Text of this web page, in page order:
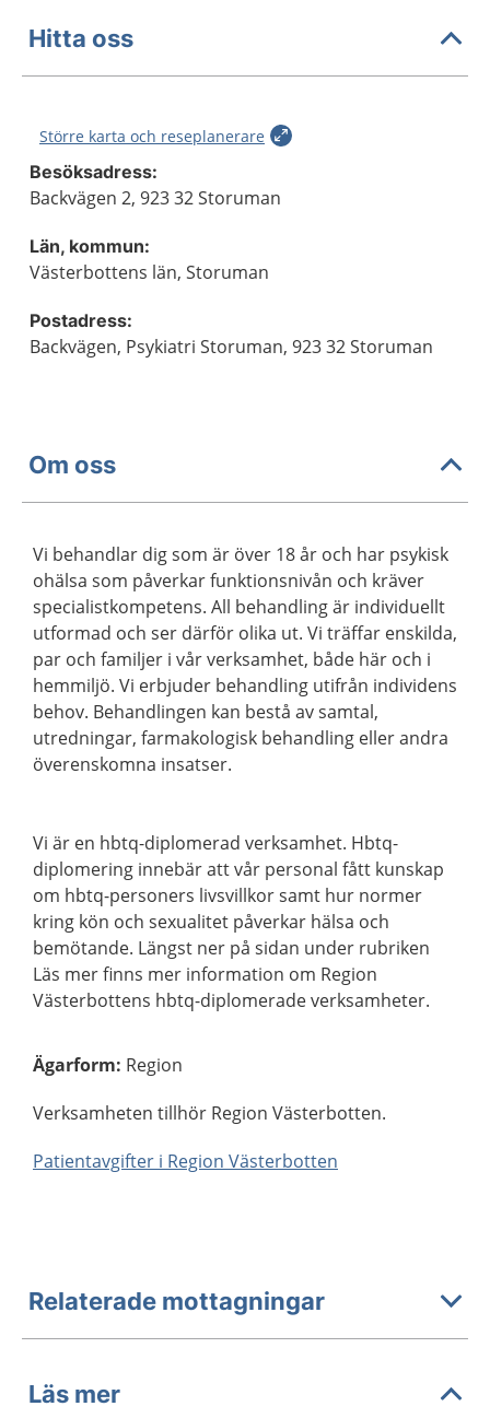
Hitta oss
Större karta och reseplanerare
Besöksadress:
Backvägen 2, 923 32 Storuman
Län, kommun:
Västerbottens län, Storuman
Postadress:
Backvägen, Psykiatri Storuman, 923 32 Storuman
Om oss
Vi behandlar dig som är över 18 år och har psykisk
ohälsa som påverkar funktionsnivån och kräver
specialistkompetens. All behandling är individuellt
utformad och ser därför olika ut. Vi träffar enskilda,
par och familjer i vår verksamhet, både här och i
hemmiljö. Vi erbjuder behandling utifrån individens
behov. Behandlingen kan bestå av samtal,
utredningar, farmakologisk behandling eller andra
överenskomna insatser.
Vi är en hbtq-diplomerad verksamhet. Hbtq-
diplomering innebär att vår personal fått kunskap
om hbtq-personers livsvillkor samt hur normer
kring kön och sexualitet påverkar hälsa och
bemötande. Längst ner på sidan under rubriken
Läs mer finns mer information om Region
Västerbottens hbtq-diplomerade verksamheter.
Ägarform: Region
Verksamheten tillhör Region Västerbotten.
Patientavgifter i Region Västerbotten
Relaterade mottagningar
Läs mer